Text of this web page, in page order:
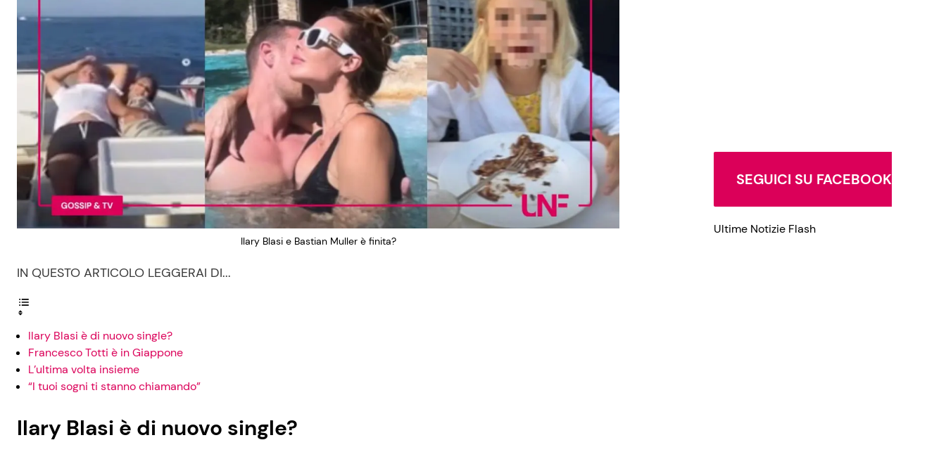
Ilary Blasi e Bastian Muller è finita?
IN QUESTO ARTICOLO LEGGERAI DI...
Ilary Blasi è di nuovo single?
Francesco Totti è in Giappone
L’ultima volta insieme
“I tuoi sogni ti stanno chiamando”
Ilary Blasi è di nuovo single?
SEGUICI SU FACEBOOK
Ultime Notizie Flash